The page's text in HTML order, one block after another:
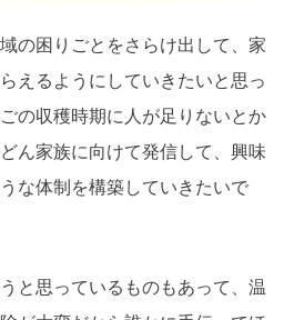
域の困りごとをさらけ出して、家
えるようにしていきたいと思っ
の収穫時期に人が足りないとか
ん家族に向けて発信して、興味
な体制を構築していきたいで
と思っているものもあって、温